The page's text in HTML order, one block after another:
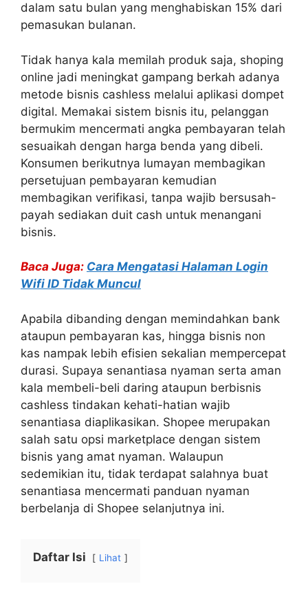
dalam satu bulan yang menghabiskan 15% dari
pemasukan bulanan.
Tidak hanya kala memilah produk saja, shoping
online jadi meningkat gampang berkah adanya
metode bisnis cashless melalui aplikasi dompet
digital. Memakai sistem bisnis itu, pelanggan
bermukim mencermati angka pembayaran telah
sesuaikah dengan harga benda yang dibeli.
Konsumen berikutnya lumayan membagikan
persetujuan pembayaran kemudian
membagikan verifikasi, tanpa wajib bersusah-
payah sediakan duit cash untuk menangani
bisnis.
Baca Juga: Cara Mengatasi Halaman Login
Wifi ID Tidak Muncul
Apabila dibanding dengan memindahkan bank
ataupun pembayaran kas, hingga bisnis non
kas nampak lebih efisien sekalian mempercepat
durasi. Supaya senantiasa nyaman serta aman
kala membeli-beli daring ataupun berbisnis
cashless tindakan kehati-hatian wajib
senantiasa diaplikasikan. Shopee merupakan
salah satu opsi marketplace dengan sistem
bisnis yang amat nyaman. Walaupun
sedemikian itu, tidak terdapat salahnya buat
senantiasa mencermati panduan nyaman
berbelanja di Shopee selanjutnya ini.
Daftar Isi Lihat